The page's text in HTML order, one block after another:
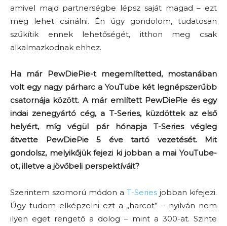
amivel majd partnerségbe lépsz saját magad – ezt
meg lehet csinálni. Én úgy gondolom, tudatosan
szűkítik ennek lehetőségét, itthon meg csak
alkalmazkodnak ehhez.
Ha már PewDiePie-t megemlítetted, mostanában
volt egy nagy párharc a YouTube két legnépszerűbb
csatornája között. A már említett PewDiePie és egy
indai zenegyártó cég, a T-Series, küzdöttek az első
helyért, míg végül pár hónapja T-Series végleg
átvette PewDiePie 5 éve tartó vezetését. Mit
gondolsz, melyikőjük fejezi ki jobban a mai YouTube-
ot, illetve a jövőbeli perspektíváit?
Szerintem szomorú módon a T-Series jobban kifejezi.
Úgy tudom elképzelni ezt a „harcot” – nyilván nem
ilyen eget rengető a dolog – mint a 300-at. Szinte